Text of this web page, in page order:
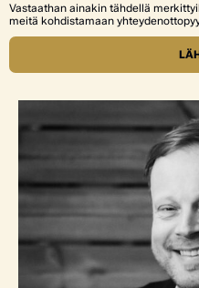
Vastaathan ainakin tähdellä
meitä kohdistamaan